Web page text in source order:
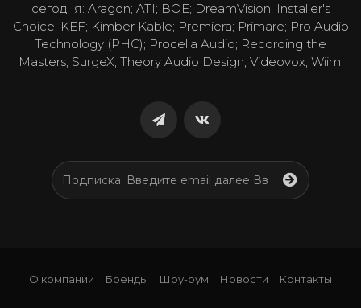
сегодня: Aragon; ATI; BOE; DreamVision; Installer's
Choice; KEF; Kimber Kable; Premiera; Primare; Pro Audio
Technology (PHC); Procella Audio; Recording the
Masters; SurgeX; Theory Audio Design; Videovox; Wiim.
О компании Бренды Шоу-рум Новости Контакты